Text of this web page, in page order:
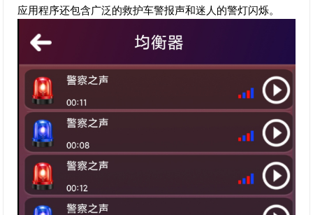
应用程序还包含广泛的救护车警报声和迷人的警灯闪烁。